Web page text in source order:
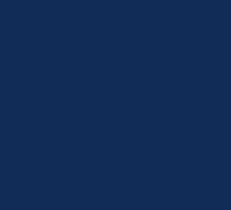
– Gladbach – Block –
NR-Bahnhof – Gladbach –
– Engers – Bendorf
NR-Bahnhof – Block – Engers –
– Heimbach-Weis – Gladbach
(-Heddesdorfer Ludwig-Erhard-